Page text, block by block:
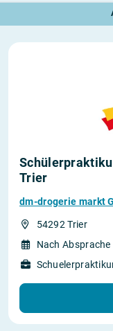
Trier
dm-drogerie markt
54292 Trier
Nach Absprache